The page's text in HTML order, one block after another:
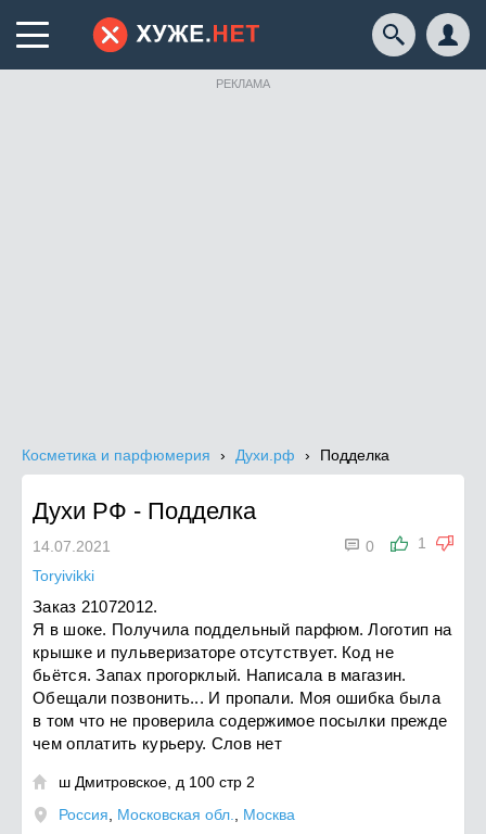
РЕКЛАМА
Косметика и парфюмерия Духи.рф Подделка
Духи РФ - Подделка
1
 0
14.07.2021
Toryivikki
Заказ 21072012.
Я в шоке. Получила поддельный парфюм. Логотип на
крышке и пульверизаторе отсутствует. Код не
бьётся. Запах прогорклый. Написала в магазин.
Обещали позвонить... И пропали. Моя ошибка была
в том что не проверила содержимое посылки прежде
чем оплатить курьеру. Слов нет

ш Дмитровское, д 100 стр 2
Россия
Московская обл. Москва